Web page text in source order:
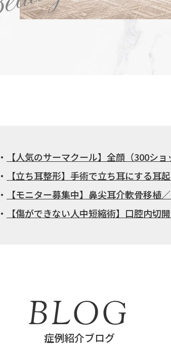
【人気のサーマクール】全顔（300シ
【立ち耳整形】手術で立ち耳にする耳
【モニター募集中】鼻尖耳介軟骨移植
【傷ができない人中短縮術】口腔内切
BLOG
症例紹介ブログ